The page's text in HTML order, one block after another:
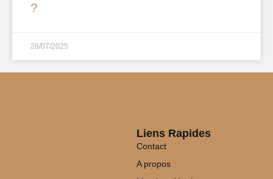
?
28/07/2025
Liens Rapides
Contact
A propos